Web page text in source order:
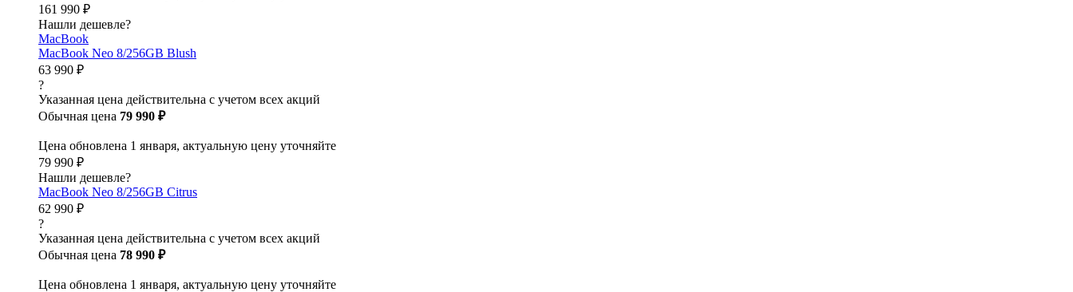
161 990 ₽
Нашли дешевле?
MacBook
MacBook Neo 8/256GB Blush
63 990 ₽
?
Указанная цена действительна с учетом всех акций
Обычная цена 79 990 ₽
Цена обновлена 1 января, актуальную цену уточняйте
79 990 ₽
Нашли дешевле?
MacBook Neo 8/256GB Citrus
62 990 ₽
?
Указанная цена действительна с учетом всех акций
Обычная цена 78 990 ₽
Цена обновлена 1 января, актуальную цену уточняйте